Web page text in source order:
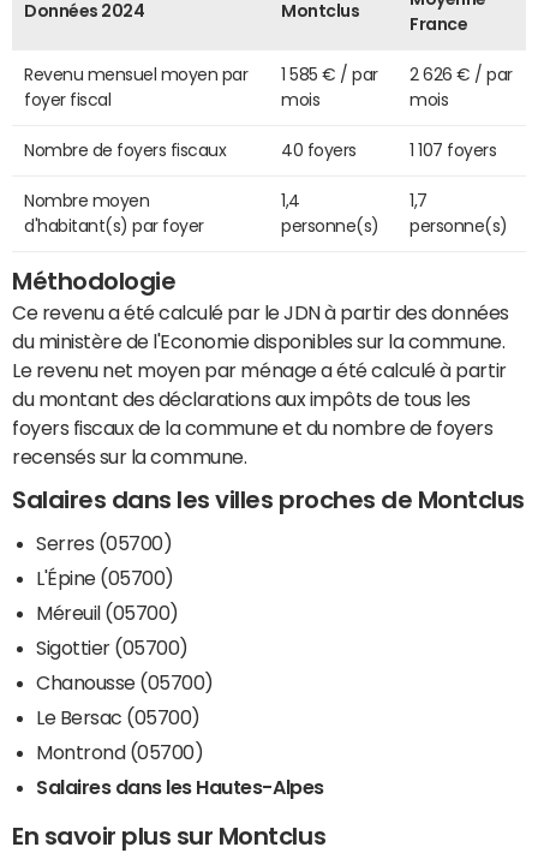
Données 2024 Montclus
France
Revenu mensuel moyen par
foyer fiscal
1 585 € / par
mois
2 626 € / par
mois
Nombre de foyers fiscaux 40 foyers 1 107 foyers
Nombre moyen
d'habitant(s) par foyer
1,4
personne(s)
1,7
personne(s)
Méthodologie
Ce revenu a été calculé par le JDN à partir des données
du ministère de l'Economie disponibles sur la commune.
Le revenu net moyen par ménage a été calculé à partir
du montant des déclarations aux impôts de tous les
foyers fiscaux de la commune et du nombre de foyers
recensés sur la commune.
Salaires dans les villes proches de Montclus
Serres (05700)
L'Épine (05700)
Méreuil (05700)
Sigottier (05700)
Chanousse (05700)
Le Bersac (05700)
Montrond (05700)
Salaires dans les Hautes-Alpes
En savoir plus sur Montclus